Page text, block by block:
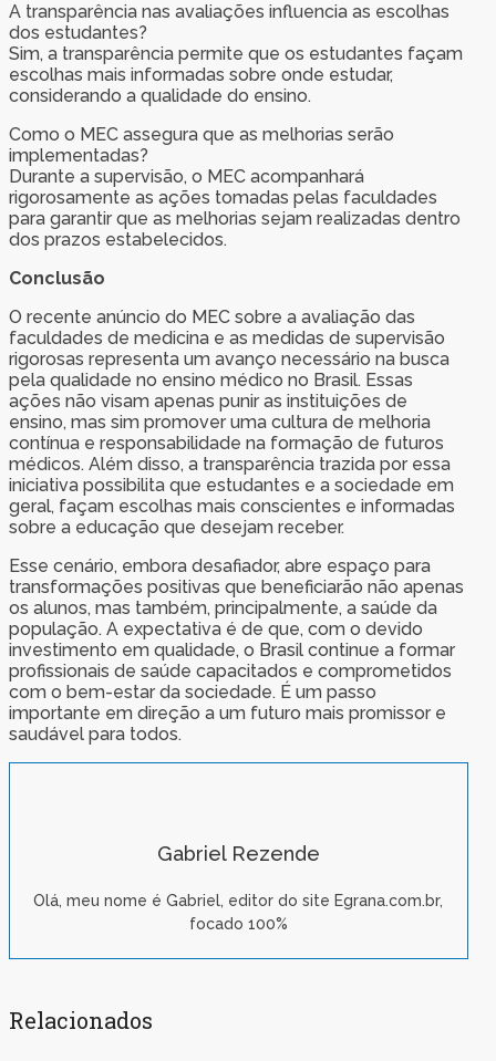
A transparência nas avaliações influencia as escolhas
dos estudantes?
Sim, a transparência permite que os estudantes façam
escolhas mais informadas sobre onde estudar,
considerando a qualidade do ensino.
Como o MEC assegura que as melhorias serão
implementadas?
Durante a supervisão, o MEC acompanhará
rigorosamente as ações tomadas pelas faculdades
para garantir que as melhorias sejam realizadas dentro
dos prazos estabelecidos.
Conclusão
O recente anúncio do MEC sobre a avaliação das
faculdades de medicina e as medidas de supervisão
rigorosas representa um avanço necessário na busca
pela qualidade no ensino médico no Brasil. Essas
ações não visam apenas punir as instituições de
ensino, mas sim promover uma cultura de melhoria
contínua e responsabilidade na formação de futuros
médicos. Além disso, a transparência trazida por essa
iniciativa possibilita que estudantes e a sociedade em
geral, façam escolhas mais conscientes e informadas
sobre a educação que desejam receber.
Esse cenário, embora desafiador, abre espaço para
transformações positivas que beneficiarão não apenas
os alunos, mas também, principalmente, a saúde da
população. A expectativa é de que, com o devido
investimento em qualidade, o Brasil continue a formar
profissionais de saúde capacitados e comprometidos
com o bem-estar da sociedade. É um passo
importante em direção a um futuro mais promissor e
saudável para todos.
Gabriel Rezende
Olá, meu nome é Gabriel, editor do site Egrana.com.br,
focado 100%
Relacionados